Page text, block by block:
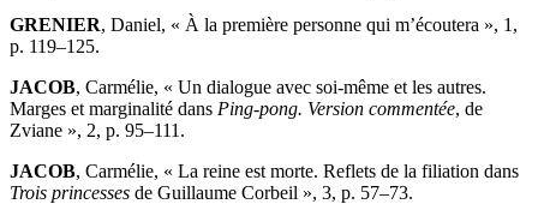
GRENIER, Daniel, « À la première personne qui m’écoutera », 1,
p. 119–125.
JACOB, Carmélie, « Un dialogue avec soi-même et les autres.
Marges et marginalité dans Ping-pong. Version commentée, de
Zviane », 2, p. 95–111.
JACOB, Carmélie, « La reine est morte. Reflets de la filiation dans
Trois princesses de Guillaume Corbeil », 3, p. 57–73.